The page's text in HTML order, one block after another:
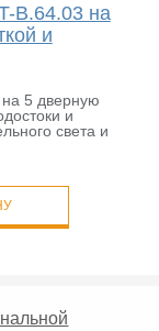
B.64.03 на
и
5 дверную
и
света и